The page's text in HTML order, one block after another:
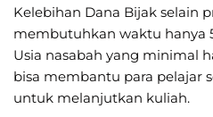
Kelebihan Dana Bijak selain
membutuhkan waktu hanya
Usia nasabah yang minimal
bisa membantu para pelajar
untuk melanjutkan kuliah.